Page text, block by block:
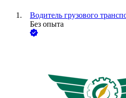
Водитель грузового
Без опыта